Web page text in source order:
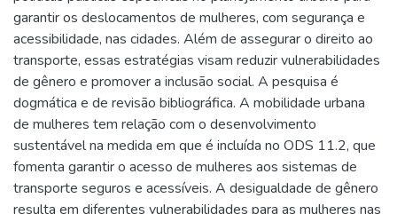
garantir os deslocamentos de mulheres, com segurança e
acessibilidade, nas cidades. Além de assegurar o direito ao
transporte, essas estratégias visam reduzir vulnerabilidades
de gênero e promover a inclusão social. A pesquisa é
dogmática e de revisão bibliográfica. A mobilidade urbana
de mulheres tem relação com o desenvolvimento
sustentável na medida em que é incluída no ODS 11.2, que
fomenta garantir o acesso de mulheres aos sistemas de
transporte seguros e acessíveis. A desigualdade de gênero
resulta em diferentes vulnerabilidades para as mulheres nas